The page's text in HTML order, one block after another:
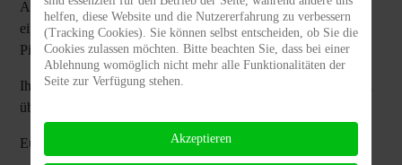
Auf dem Bild seht ihr die Übersicht der geplanten Anlage mit
einem kleinen Häuschen und überdachten Sitzplätzen. Die
Pizzeria Il Tramonto sorgt für die Stärkung nach dem Spiel.
Ihr findet den Mitgliedsantrag für unsere neue Abteilung Padel
über den Button "Mitglied werden". Wir freuen uns auf Euch!
Euer Padel-Team der DJK Lechhausen
helfen, diese Website und die Nutzererfahrung zu verbessern
(Tracking Cookies). Sie können selbst entscheiden, ob Sie die
Cookies zulassen möchten. Bitte beachten Sie, dass bei einer
Ablehnung womöglich nicht mehr alle Funktionalitäten der
Seite zur Verfügung stehen.
Akzeptieren